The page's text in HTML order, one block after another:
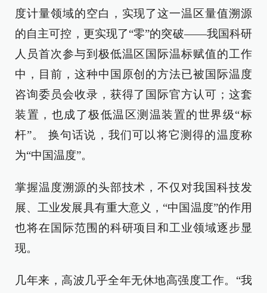
度计量领域的空白，实现了这一温区量值溯源
的自主可控，更实现了“零”的突破——我国科研
人员首次参与到极低温区国际温标赋值的工作
中，目前，这种中国原创的方法已被国际温度
咨询委员会收录，获得了国际官方认可；这套
装置，也成了极低温区测温装置的世界级“标
杆”。 换句话说，我们可以将它测得的温度称
为“中国温度”。
掌握温度溯源的头部技术，不仅对我国科技发
展、工业发展具有重大意义，“中国温度”的作用
也将在国际范围的科研项目和工业领域逐步显
现。
几年来，高波几乎全年无休地高强度工作。“我